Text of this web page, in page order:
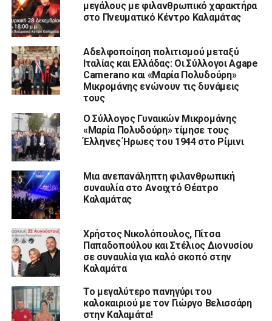
μεγάλους με φιλανθρωπικό χαρακτήρα
στο Πνευματικό Κέντρο Καλαμάτας
Αδελφοποίηση πολιτισμού μεταξύ
Ιταλίας και Ελλάδας: Oι Σύλλογοι Agape
Camerano και «Μαρία Πολυδούρη»
Μικρομάνης ενώνουν τις δυνάμεις
τους
Ο Σύλλογος Γυναικών Μικρομάνης
«Μαρία Πολυδούρη» τίμησε τους
Έλληνες Ήρωες του 1944 στο Ρίμινι
Μια ανεπανάληπτη φιλανθρωπική
συναυλία στο Ανοιχτό Θέατρο
Καλαμάτας
Χρήστος Νικολόπουλος, Πίτσα
Παπαδοπούλου και Στέλιος Διονυσίου
σε συναυλία για καλό σκοπό στην
Καλαμάτα
Το μεγαλύτερο πανηγύρι του
καλοκαιριού με τον Γιώργο Βελισσάρη
στην Καλαμάτα!